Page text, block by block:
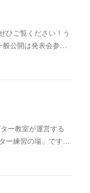
ひご覧ください！う
公開は発表会参…
ー教室が運営する
ー練習の場」です…